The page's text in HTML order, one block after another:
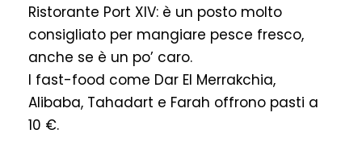
Ristorante Port XIV: è un posto molto
consigliato per mangiare pesce fresco,
anche se è un po’ caro.
I fast-food come Dar El Merrakchia,
Alibaba, Tahadart e Farah offrono pasti a
10 €.